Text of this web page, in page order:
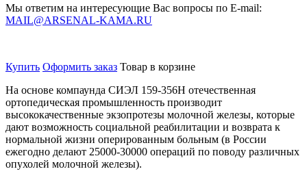
Мы ответим на интересующие Вас вопросы по E-mail:
MAIL@ARSENAL-KAMA.RU
Купить Оформить заказ Товар в корзине
На основе компаунда СИЭЛ 159-356Н отечественная
ортопедическая промышленность производит
высококачественные экзопротезы молочной железы, которые
дают возможность социальной реабилитации и возврата к
нормальной жизни оперированным больным (в России
ежегодно делают 25000-30000 операций по поводу различных
опухолей молочной железы).